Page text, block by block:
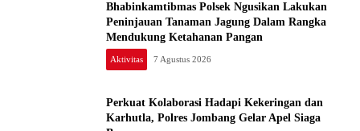
Bhabinkamtibmas Polsek Ngusikan Lakukan
Peninjauan Tanaman Jagung Dalam Rangka
Mendukung Ketahanan Pangan
Aktivitas 7 Agustus 2026
Perkuat Kolaborasi Hadapi Kekeringan dan
Karhutla, Polres Jombang Gelar Apel Siaga